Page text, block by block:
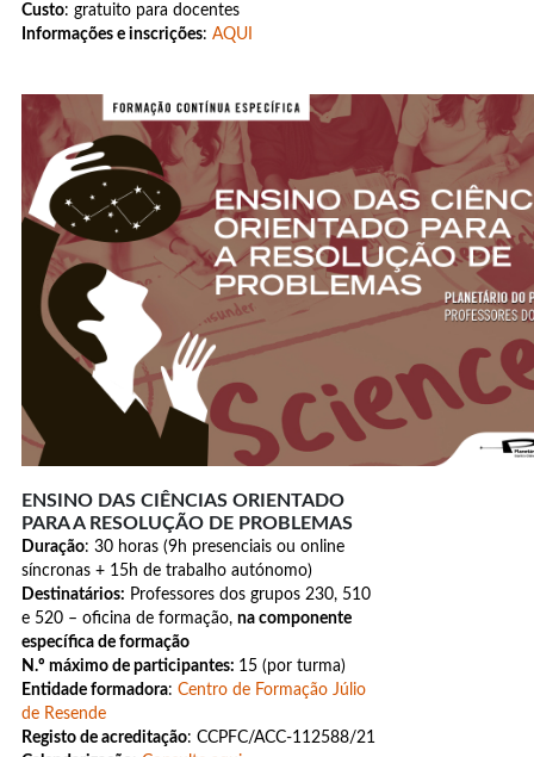
Custo: gratuito para docentes
Informações e inscrições:AQUI
ENSINO DAS CIÊNCIAS ORIENTADO
PARA A RESOLUÇÃO DE PROBLEMAS
Duração: 30 horas (9h presenciais ou online
síncronas + 15h de trabalho autónomo)
Destinatários: Professores dos grupos 230, 510
e 520 – oficina de formação,na componente
específica de formação
N.º máximo de participantes: 15 (por turma)
Entidade formadora:Centro de Formação Júlio
de Resende
Registo de acreditação: CCPFC/ACC-112588/21